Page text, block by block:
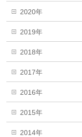
2020年
2019年
2018年
2017年
2016年
2015年
2014年